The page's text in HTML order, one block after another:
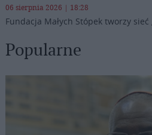
06 sierpnia 2026 | 18:28
Fundacja Małych Stópek tworzy sieć
Popularne